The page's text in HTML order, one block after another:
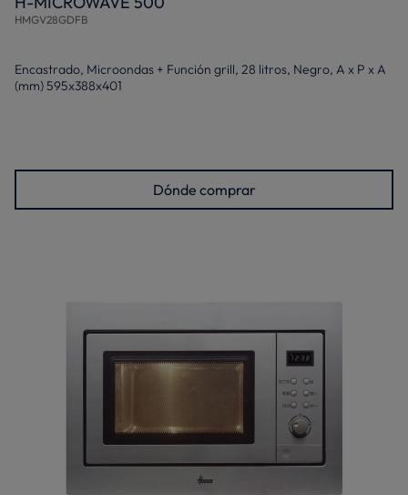
HMGV28GDFB
Encastrado, Microondas + Función grill, 28 litros, Negro, A x P x A
(mm) 595x388x401
Dónde comprar